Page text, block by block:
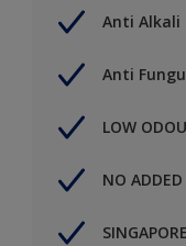
Anti Alkali
Anti
LOW
NO